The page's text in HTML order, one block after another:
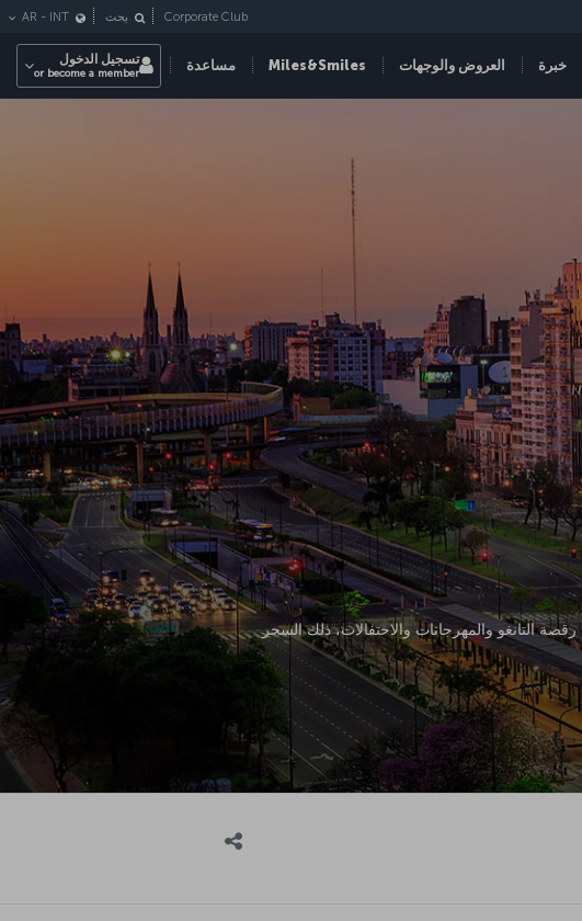
خبرة العروض والوجهات Miles&Smiles مساعدة
Corporate Club بحث AR - INT
تسجيل الدخول
or become a member
التانغو والمهرجانات والاحتفالات، ذلك السحر